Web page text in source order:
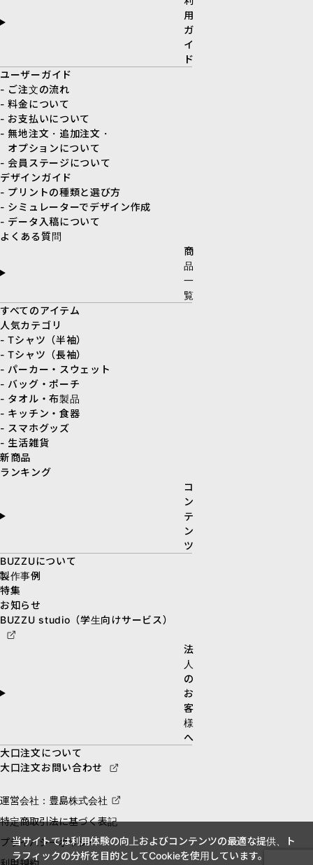
用
ガ
イ
ド
ユーザーガイド
- ご注文の流れ
- 料金について
- お支払いについて
- 無地注文・追加注文・
オプションについて
- 会員ステージについて
デザインガイド
- プリントの種類と選び方
- シミュレーターでデザイン作成
- データ入稿について
よくある質問
商
品
一
覧
すべてのアイテム
人気カテゴリ
- Tシャツ（半袖）
- Tシャツ（長袖）
- パーカー・スウェット
- バッグ・ポーチ
- タオル・布製品
- キッチン・食器
- スマホグッズ
- 生活雑貨
新商品
ランキング
コ
ン
テ
ン
ツ
BUZZUについて
製作事例
特集
お知らせ
BUZZU studio（学生向けサービス）
法
人
の
お
客
様
へ
大口注文について
大口注文お問い合わせ
運営会社：豊島株式会社
特定商取引法に基づく表記
プライバシーポリシー
当サイトでは利用体験の向上およびコンテンツの最適な提供、ト
ラフィックの分析を目的としてCookieを使用しています。